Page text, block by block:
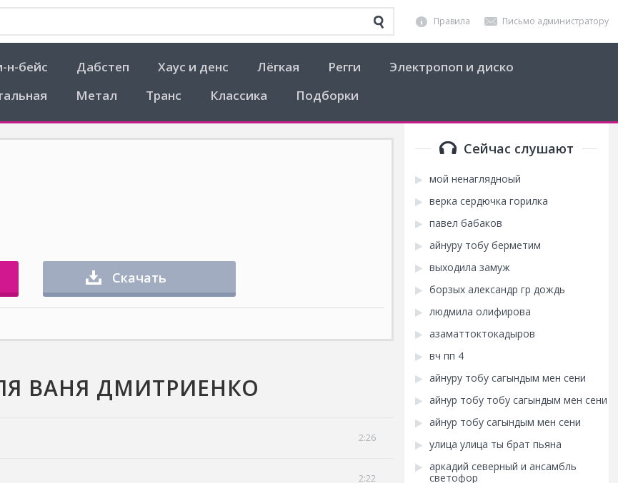
Правила Письмо администратору
н-бейс Дабстеп Хаус и денс Лёгкая Регги
Электропоп и диско
Метал Транс Классика Подборки
Скачать
ВАНЯ ДМИТРИЕНКО
2:26
2:22
Сейчас слушают
мой ненаглядноый
верка сердючка горилка
павел бабаков
айнуру тобу берметим
выходила замуж
борзых александр гр дождь
людмила олифирова
азаматтоктокадыров
вч пп 4
айнуру тобу сагындым мен сени
айнур тобу тобу сагындым мен сени
айнур тобу сагындым мен сени
улица улица ты брат пьяна
аркадий северный и ансамбль
светофор